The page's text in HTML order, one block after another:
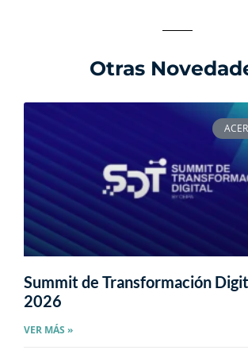
Otras
Summit de Transformación
2026
VER MÁS »